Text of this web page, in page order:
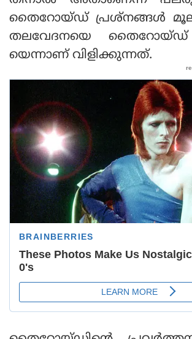
തൈറോയ്ഡ് പ്രശ്നങ്ങൾ
തലവേദനയെ തൈറോയ്ഡ്
യെന്നാണ് വിളിക്കുന്നത്.